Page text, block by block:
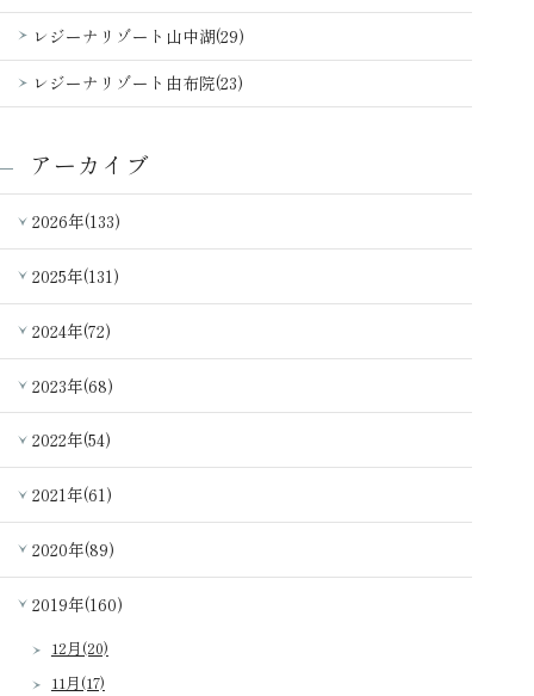
レジーナリゾート山中湖(29)
レジーナリゾート由布院(23)
アーカイブ
2026年(133)
2025年(131)
2024年(72)
2023年(68)
2022年(54)
2021年(61)
2020年(89)
2019年(160)
12月(20)
11月(17)